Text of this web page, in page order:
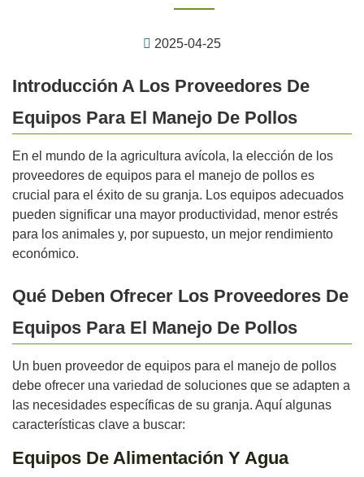
2025-04-25
Introducción A Los Proveedores De
Equipos Para El Manejo De Pollos
En el mundo de la agricultura avícola, la elección de los
proveedores de equipos para el manejo de pollos es
crucial para el éxito de su granja. Los equipos adecuados
pueden significar una mayor productividad, menor estrés
para los animales y, por supuesto, un mejor rendimiento
económico.
Qué Deben Ofrecer Los Proveedores De
Equipos Para El Manejo De Pollos
Un buen proveedor de equipos para el manejo de pollos
debe ofrecer una variedad de soluciones que se adapten a
las necesidades específicas de su granja. Aquí algunas
características clave a buscar:
Equipos De Alimentación Y Agua